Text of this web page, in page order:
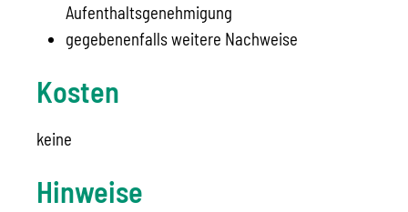
Aufenthaltsgenehmigung
gegebenenfalls weitere Nachweise
Kosten
keine
Hinweise